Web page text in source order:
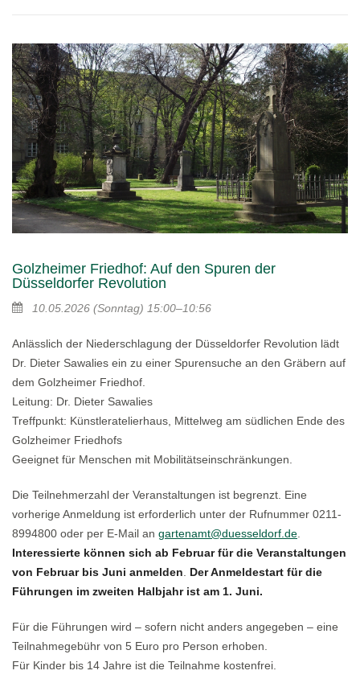
Golzheimer Friedhof: Auf den Spuren der
Düsseldorfer Revolution
10.05.2026 (Sonntag) 15:00–10:56
Anlässlich der Niederschlagung der Düsseldorfer Revolution lädt
Dr. Dieter Sawalies ein zu einer Spurensuche an den Gräbern auf
dem Golzheimer Friedhof.
Leitung: Dr. Dieter Sawalies
Treffpunkt: Künstleratelierhaus, Mittelweg am südlichen Ende des
Golzheimer Friedhofs
Geeignet für Menschen mit Mobilitätseinschränkungen.
Die Teilnehmerzahl der Veranstaltungen ist begrenzt. Eine
vorherige Anmeldung ist erforderlich unter der Rufnummer 0211-
8994800 oder per E-Mail an gartenamt@duesseldorf.de
Interessierte können sich ab Februar für die Veranstaltungen
von Februar bis Juni anmelden
Der Anmeldestart für die
Führungen im zweiten Halbjahr ist am 1. Juni.
Für die Führungen wird – sofern nicht anders angegeben – eine
Teilnahmegebühr von 5 Euro pro Person erhoben.
Für Kinder bis 14 Jahre ist die Teilnahme kostenfrei.